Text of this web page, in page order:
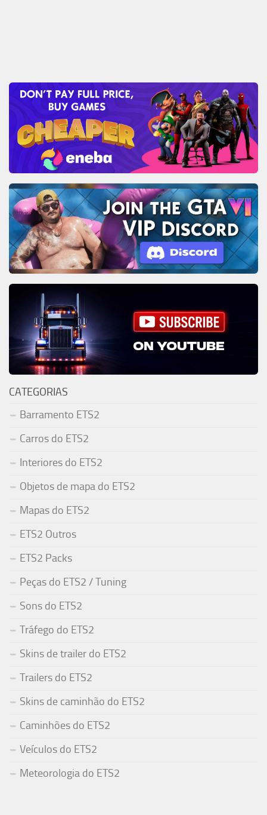
CATEGORIAS
Barramento ETS2
Carros do ETS2
Interiores do ETS2
Objetos de mapa do ETS2
Mapas do ETS2
ETS2 Outros
ETS2 Packs
Peças do ETS2 / Tuning
Sons do ETS2
Tráfego do ETS2
Skins de trailer do ETS2
Trailers do ETS2
Skins de caminhão do ETS2
Caminhões do ETS2
Veículos do ETS2
Meteorologia do ETS2